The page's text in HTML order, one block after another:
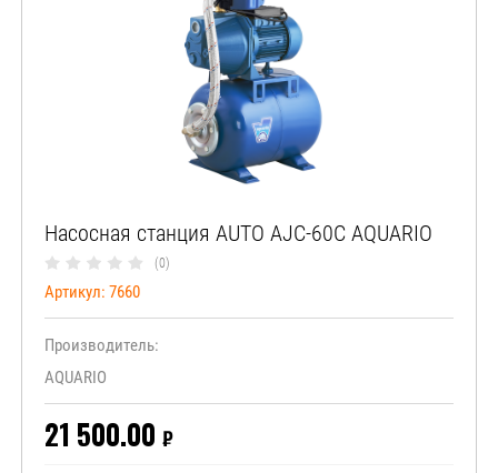
Насосная станция AUTO AJC-60C AQUARIO
(0)
Артикул: 7660
Производитель:
AQUARIO
21 500.00 ₽